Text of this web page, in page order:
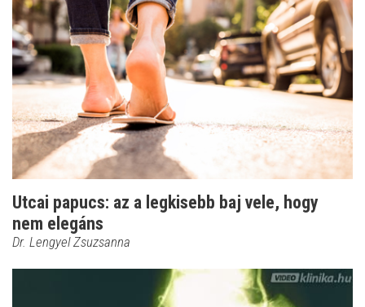
Utcai papucs: az a legkisebb baj vele, hogy
nem elegáns
Dr. Lengyel Zsuzsanna